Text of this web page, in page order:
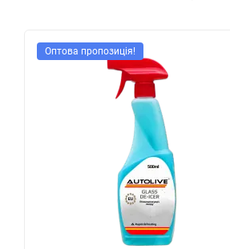
Оптова пропозиція!